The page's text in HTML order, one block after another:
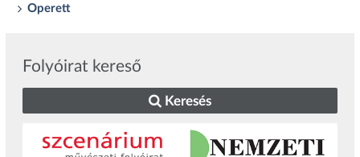
Operett
Folyóirat kereső
Keresés